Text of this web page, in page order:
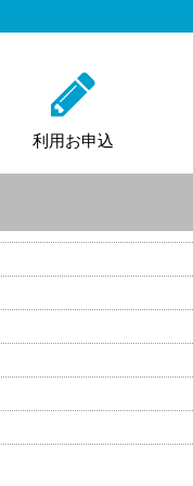
利用お申込